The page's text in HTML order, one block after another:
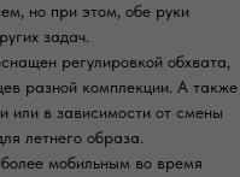
но при этом, обе руки
задач.
регулировкой обхвата,
разной комплекции. А также
или в зависимости от смены
летнего образа.
мобильным во время